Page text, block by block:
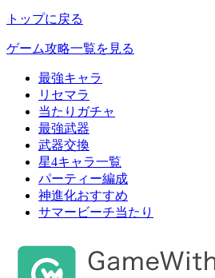
トップに戻る
ゲーム攻略一覧を見る
最強キャラ
リセマラ
当たりガチャ
最強武器
武器交換
星4キャラ一覧
パーティー編成
神進化おすすめ
サマービーチ当たり